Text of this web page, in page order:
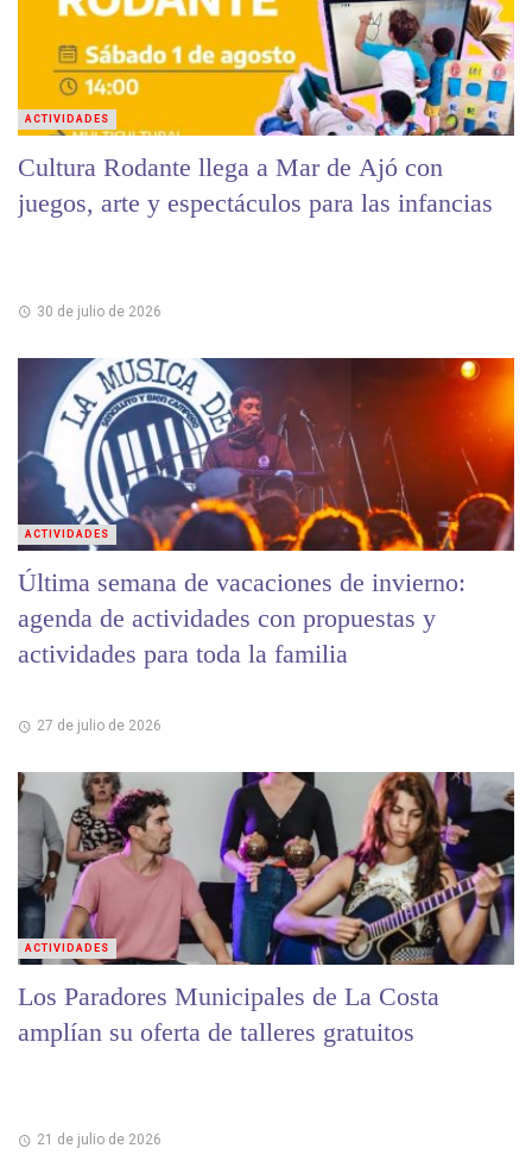
Cultura Rodante llega a Mar de Ajó con
juegos, arte y espectáculos para las infancias
30 de julio de 2026
ACTIVIDADES
Última semana de vacaciones de invierno:
agenda de actividades con propuestas y
actividades para toda la familia
27 de julio de 2026
ACTIVIDADES
Los Paradores Municipales de La Costa
amplían su oferta de talleres gratuitos
21 de julio de 2026
ACTIVIDADES